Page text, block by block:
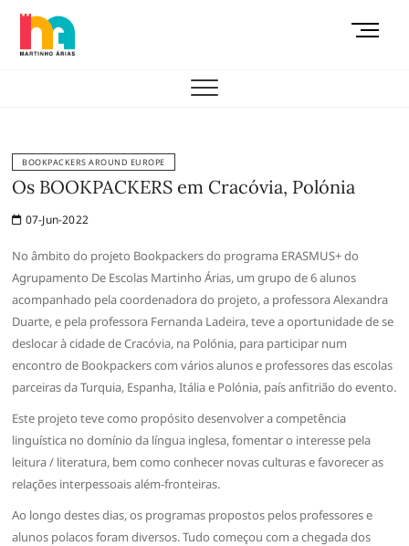
Skip
content
M
BOOKPACKERS AROUND EUROPE
Os BOOKPACKERS em Cracóvia, Polónia
07-Jun-2022
No âmbito do projeto Bookpackers do programa ERASMUS+ do
Agrupamento De Escolas Martinho Árias, um grupo de 6 alunos
acompanhado pela coordenadora do projeto, a professora Alexandra
Duarte, e pela professora Fernanda Ladeira, teve a oportunidade de se
deslocar à cidade de Cracóvia, na Polónia, para participar num
encontro de Bookpackers com vários alunos e professores das escolas
parceiras da Turquia, Espanha, Itália e Polónia, país anfitrião do evento.
Este projeto teve como propósito desenvolver a competência
linguística no domínio da língua inglesa, fomentar o interesse pela
leitura / literatura, bem como conhecer novas culturas e favorecer as
relações interpessoais além-fronteiras.
Ao longo destes dias, os programas propostos pelos professores e
alunos polacos foram diversos. Tudo começou com a chegada dos